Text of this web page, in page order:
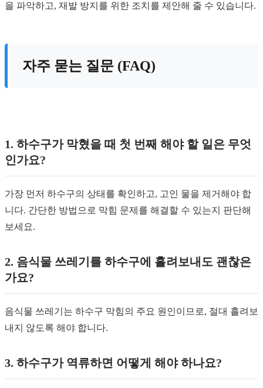
을 파악하고, 재발 방지를 위한 조치를 제안해 줄 수 있습니다.
자주 묻는 질문 (FAQ)
1. 하수구가 막혔을 때 첫 번째 해야 할 일은 무엇
인가요?
가장 먼저 하수구의 상태를 확인하고, 고인 물을 제거해야 합
니다. 간단한 방법으로 막힘 문제를 해결할 수 있는지 판단해
보세요.
2. 음식물 쓰레기를 하수구에 흘려보내도 괜찮은
가요?
음식물 쓰레기는 하수구 막힘의 주요 원인이므로, 절대 흘려보
내지 않도록 해야 합니다.
3. 하수구가 역류하면 어떻게 해야 하나요?